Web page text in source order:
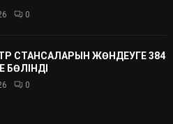
0
СТАНСАЛАРЫН ЖӨНДЕУГЕ 384
БӨЛІНДІ
0